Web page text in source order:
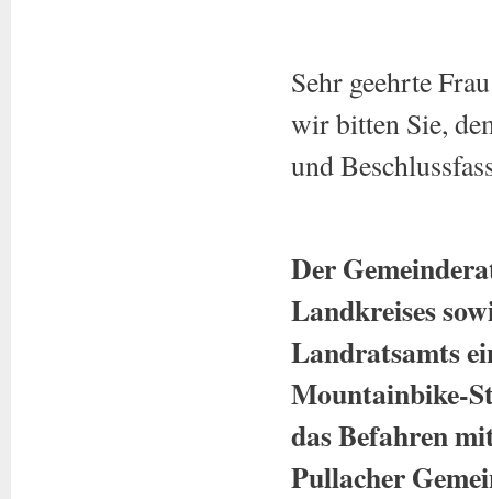
Sehr geehrte
wir bitten Sie,
und
Der
Landkreises
Landratsamts
Mountainbike-
das Befahren
Pullacher